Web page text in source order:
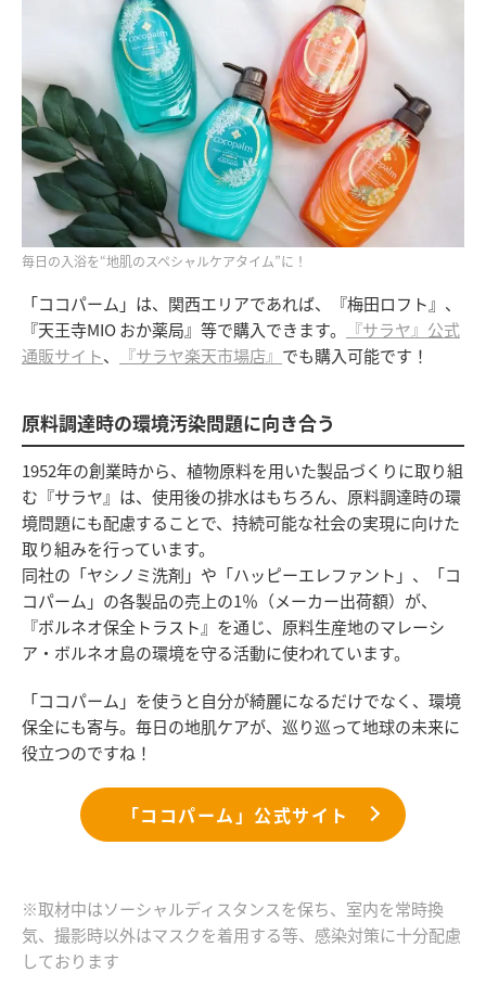
毎日の入浴を“地肌のスペシャルケアタイム”に！
「ココパーム」は、関西エリアであれば、『梅田ロフト』、
『天王寺MIO おか薬局』等で購入できます。
『サラヤ』公式
通販サイト、 『サラヤ楽天市場店』 でも購入可能です！
原料調達時の環境汚染問題に向き合う
1952年の創業時から、植物原料を用いた製品づくりに取り組
む『サラヤ』は、使用後の排水はもちろん、原料調達時の環
境問題にも配慮することで、持続可能な社会の実現に向けた
取り組みを行っています。
同社の「ヤシノミ洗剤」や「ハッピーエレファント」、「コ
コパーム」の各製品の売上の1％（メーカー出荷額）が、
『ボルネオ保全トラスト』を通じ、原料生産地のマレーシ
ア・ボルネオ島の環境を守る活動に使われています。
「ココパーム」を使うと自分が綺麗になるだけでなく、環境
保全にも寄与。毎日の地肌ケアが、巡り巡って地球の未来に
役立つのですね！
「ココパーム」公式サイト
※取材中はソーシャルディスタンスを保ち、室内を常時換
気、撮影時以外はマスクを着用する等、感染対策に十分配慮
しております